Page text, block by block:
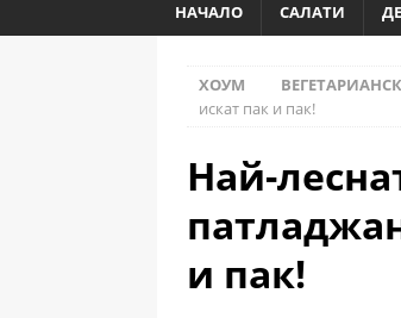
НАЧАЛО САЛАТИ
ХОУМ
искат пак и пак!
Най-
и пак!